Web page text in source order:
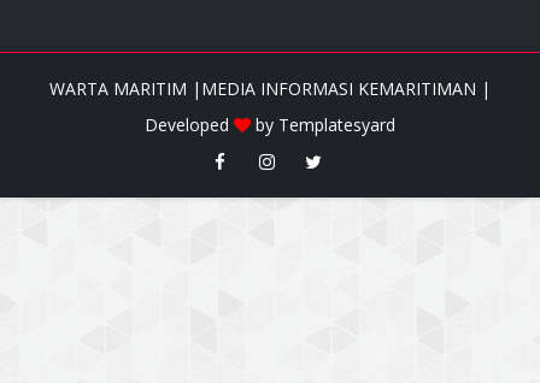
WARTA MARITIM |MEDIA INFORMASI KEMARITIMAN |
Developed
by Templatesyard